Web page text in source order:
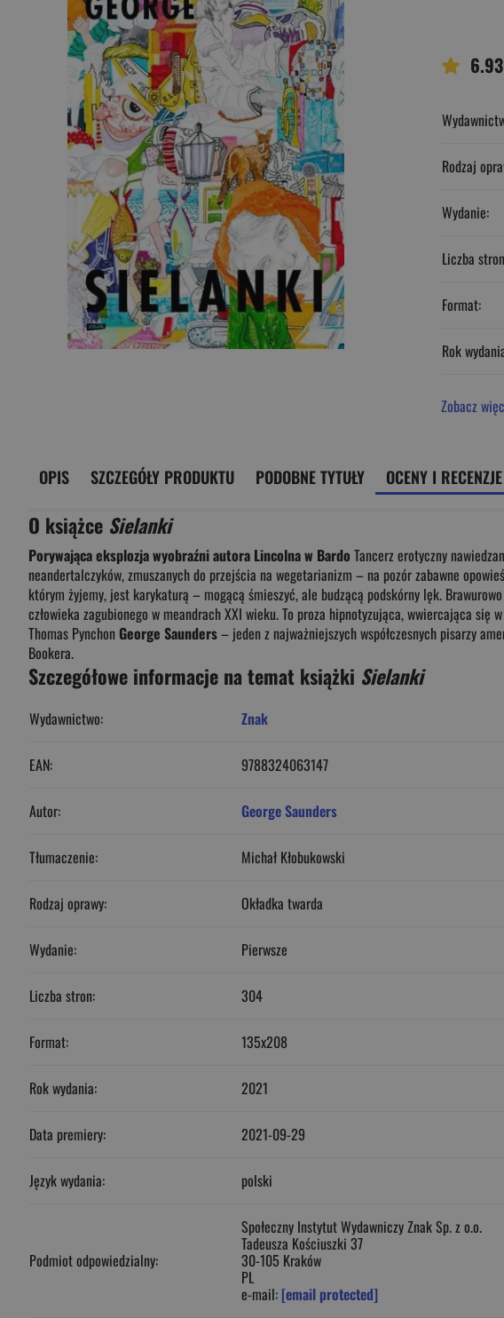
Rodzaj
Wydanie:
Liczba
Format:
Rok
Zobacz
OPIS SZCZEGÓŁY PRODUKTU PODOBNE TYTUŁY OCENY I RECENZJE
O książce Sielanki
Porywająca eksplozja wyobraźni autora Lincolna w Bardo Tancerz erotyczny
neandertalczyków, zmuszanych do przejścia na wegetarianizm – na pozór zabawne
którym żyjemy, jest karykaturą – mogącą śmieszyć, ale budzącą podskórny lęk.
człowieka zagubionego w meandrach XXI wieku. To proza hipnotyzująca, wwiercająca
Thomas PynchonGeorge Saunders– jeden z najważniejszych współczesnych pisarzy
Bookera.
Szczegółowe informacje na temat książki Sielanki
Wydawnictwo: Znak
EAN: 9788324063147
Autor: George Saunders
Tłumaczenie: Michał Kłobukowski
Rodzaj oprawy: Okładka twarda
Wydanie: Pierwsze
Liczba stron: 304
Format: 135x208
Rok wydania: 2021
Data premiery: 2021-09-29
Język wydania: polski
Podmiot odpowiedzialny:
Społeczny Instytut Wydawniczy Znak Sp. z o.o.
Tadeusza Kościuszki 37
30-105 Kraków
PL
e-mail: [email protected]